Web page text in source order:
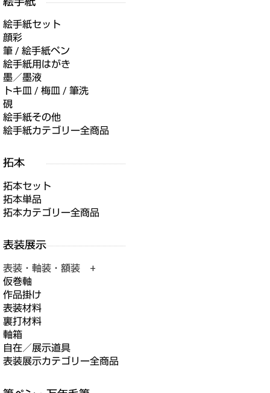
絵手紙セット
顔彩
筆 / 絵手紙ペン
絵手紙用はがき
墨／墨液
トキ皿 / 梅皿 / 筆洗
硯
絵手紙その他
絵手紙カテゴリー全商品
拓本セット
拓本単品
拓本カテゴリー全商品
表装・軸装・額装 +
仮巻軸
作品掛け
表装材料
裏打材料
軸箱
自在／展示道具
表装展示カテゴリー全商品